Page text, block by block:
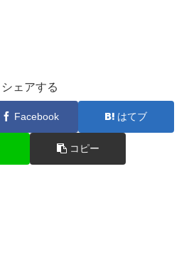
シェアする
Facebook はてブ
コピー